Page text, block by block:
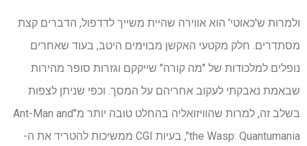
ולמרות ש'כאוטי' הוא אווירה שהיית משייך לדדפול, הדברים קצת
מסתדרים. חלק מקטעי האקשן מבוימים היטב, בעוד שאחרים
נופלים למלכודות של "מה קורה" שייקקם וגזרות סופר מהירות
שבאמת נאבקתי לעקוב אחריהם על המסך. וכפי שניתן לצפות
בשלב זה, למרות שהוויזואליה בהחלט טובה יותר מ"Ant-Man and
the Wasp: Quantumania", בעיות CGI ממשיכות להטריד את ה-